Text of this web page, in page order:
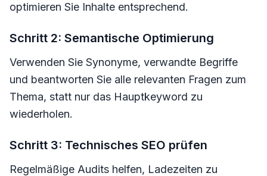
optimieren Sie Inhalte entsprechend.
Schritt 2: Semantische Optimierung
Verwenden Sie Synonyme, verwandte Begriffe
und beantworten Sie alle relevanten Fragen zum
Thema, statt nur das Hauptkeyword zu
wiederholen.
Schritt 3: Technisches SEO prüfen
Regelmäßige Audits helfen, Ladezeiten zu